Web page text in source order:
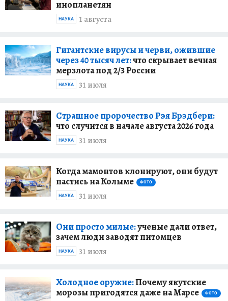
инопланетян
1 августа
НАУКА
Гигантские вирусы и черви, ожившие
через 40 тысяч лет:что скрывает вечная
мерзлота под 2/3 России
31 июля
НАУКА
Страшное пророчество Рэя Брэдбери:
что случится в начале августа 2026 года
31 июля
НАУКА
Когда мамонтов клонируют, они будут
пастись на Колыме
ФОТО
31 июля
НАУКА
Они просто милые:ученые дали ответ,
зачем люди заводят питомцев
31 июля
НАУКА
Холодное оружие:Почему якутские
морозы пригодятся даже на Марсе
ФОТО